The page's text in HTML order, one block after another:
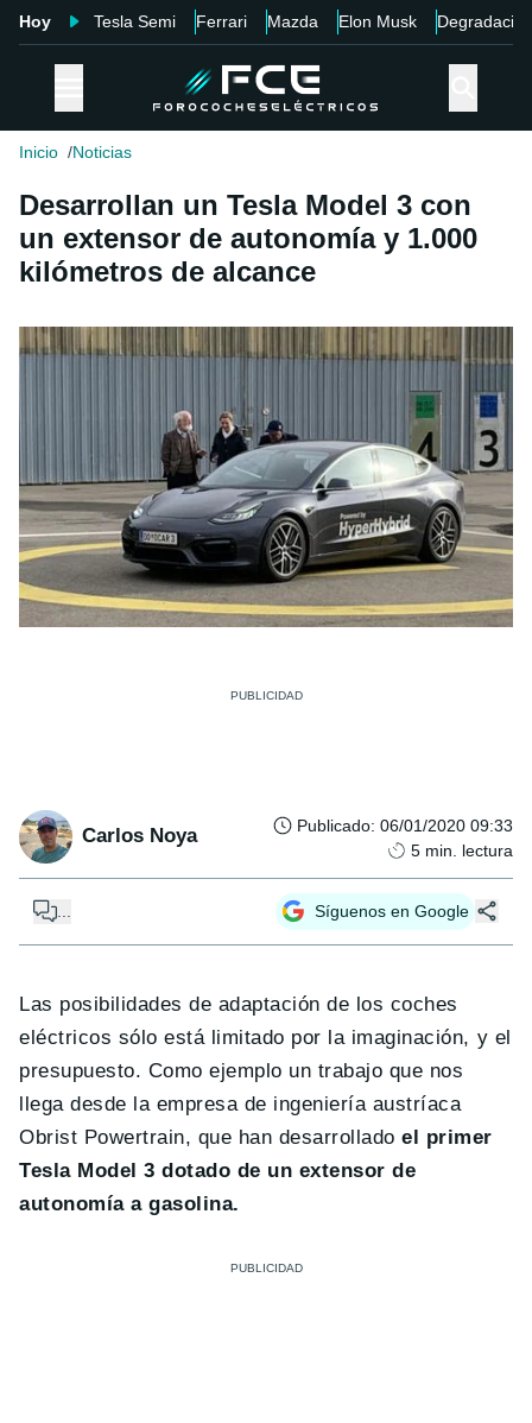
Hoy Tesla Semi Ferrari Mazda Elon Musk Degradación
Inicio Noticias
Desarrollan un Tesla Model 3 con
un extensor de autonomía y 1.000
kilómetros de alcance
Carlos Noya Publicado: 06/01/2020 09:33
5 min. lectura
Síguenos en Google
Las posibilidades de adaptación de los coches
eléctricos sólo está limitado por la imaginación, y el
presupuesto. Como ejemplo un trabajo que nos
llega desde la empresa de ingeniería austríaca
Obrist Powertrain, que han desarrolladoel primer
Tesla Model 3 dotado de un extensor de
autonomía a gasolina.